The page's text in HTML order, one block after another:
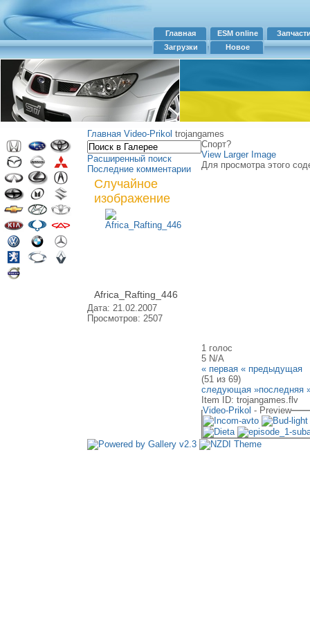
Главная ESM online
Загрузки
Новое
Главная Video-Prikol trojangames
Расширенный поиск
Последние комментарии
Случайное
изображение
Africa_Rafting_446
Дата: 21.02.2007
Просмотров: 2507
Спорт?
View Larger Image
Для просмотра этого
1 голос
5 N/A
« первая « предыдущая
(51 из 69)
следующая »последняя
Item ID: trojangames.flv
Video-Prikol - Preview